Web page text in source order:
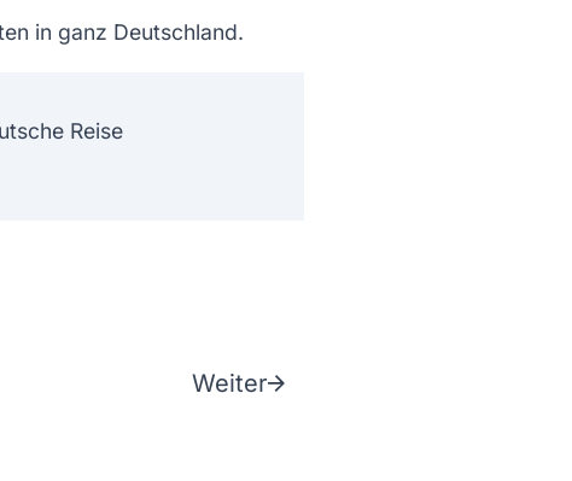
in ganz Deutschland.
Reise
Weiter